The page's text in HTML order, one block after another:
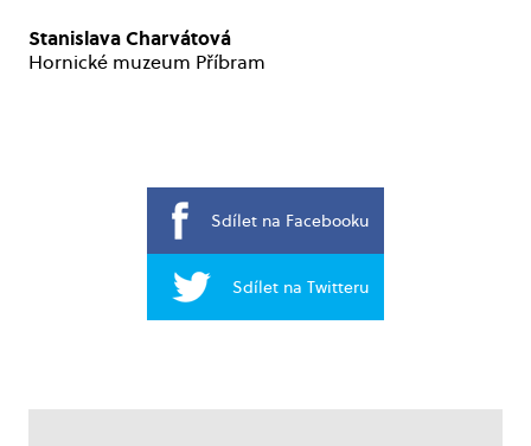
Stanislava Charvátová
Hornické muzeum Příbram
Sdílet na Facebooku
Sdílet na Twitteru